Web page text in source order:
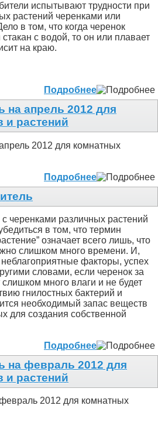
испытывают трудности при
растений черенками или
в том, что когда черенок
с водой, то он или плавает
на краю.
Подробнее
на апрель 2012 для
и растений
2012 для комнатных
Подробнее
черенками различных растений
в том, что термин
означает всего лишь, что
слишком много времени. И,
факторы, успех
словами, если черенок за
много влаги и не будет
гнилостных бактерий и
необходимый запас веществ
для создания собственной
Подробнее
на февраль 2012 для
и растений
2012 для комнатных